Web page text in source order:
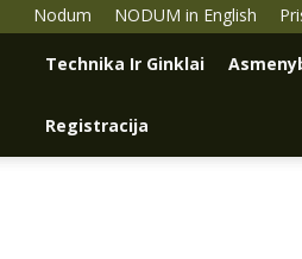
Nodum NODUM in English
Technika Ir Ginklai
Registracija